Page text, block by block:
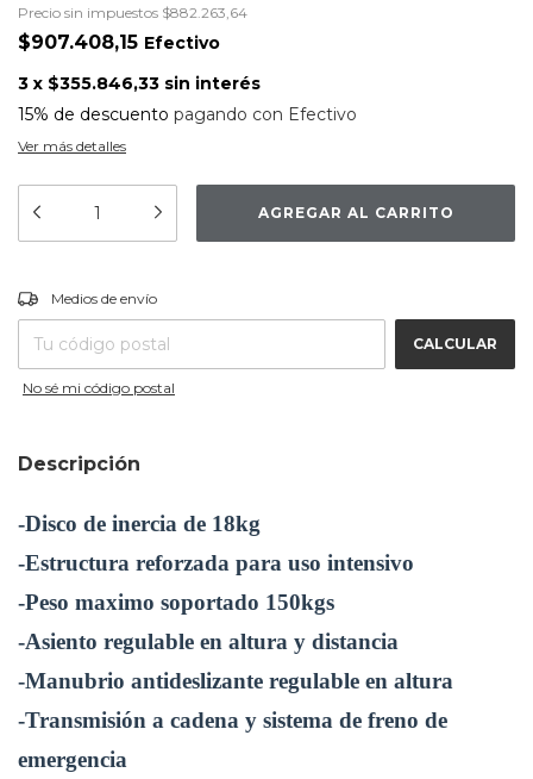
Precio sin impuestos $882.263,64
$907.408,15 Efectivo
3 x $355.846,33 sin interés
15% de descuento pagando con Efectivo
Ver más detalles
Entregas para el CP:
Medios de envío
CALCULAR
No sé mi código postal
Descripción
-Disco de inercia de 18kg
-Estructura reforzada para uso intensivo
-Peso maximo soportado 150kgs
-Asiento regulable en altura y distancia
-Manubrio antideslizante regulable en altura
-Transmisión a cadena y sistema de freno de
emergencia